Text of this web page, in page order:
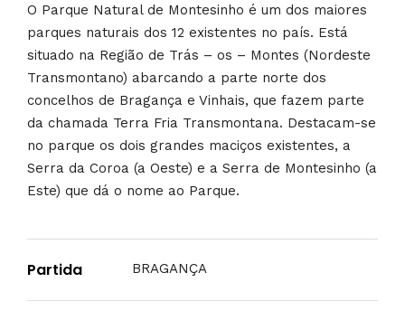
O Parque Natural de Montesinho é um dos maiores
parques naturais dos 12 existentes no país. Está
situado na Região de Trás – os – Montes (Nordeste
Transmontano) abarcando a parte norte dos
concelhos de Bragança e Vinhais, que fazem parte
da chamada Terra Fria Transmontana. Destacam-se
no parque os dois grandes maciços existentes, a
Serra da Coroa (a Oeste) e a Serra de Montesinho (a
Este) que dá o nome ao Parque.
Partida BRAGANÇA